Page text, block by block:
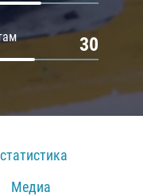
30
Медиа